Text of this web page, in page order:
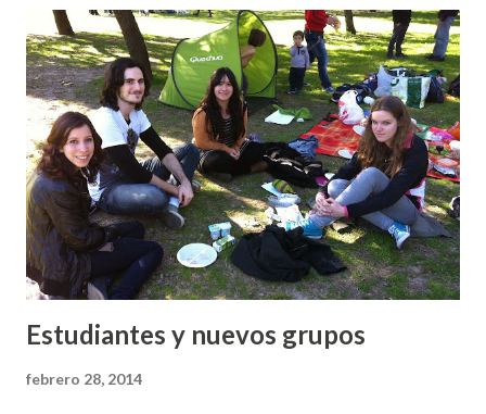
Estudiantes y nuevos grupos
febrero 28, 2014